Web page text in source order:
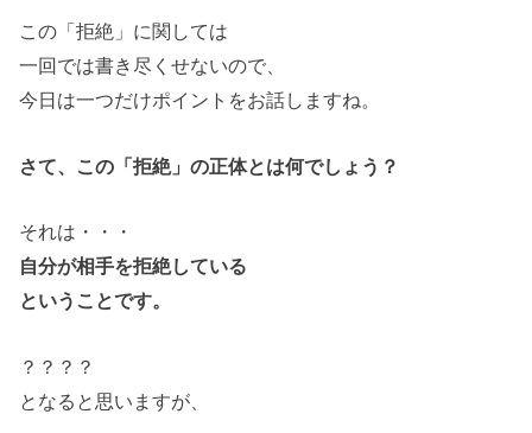
この「拒絶」に関しては
一回では書き尽くせないので、
今日は一つだけポイントをお話しますね。
さて、この「拒絶」の正体とは何でしょう？
それは・・・
自分が相手を拒絶している
ということです。
？？？？
となると思いますが、